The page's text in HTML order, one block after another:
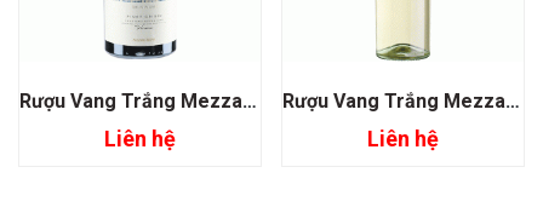
Rượu Vang Trắng Mezzacorona Musivum Pinot Grigio
Liên hệ
Rượu Vang Trắng Mezzacorona Pinot Grigio
Liên hệ